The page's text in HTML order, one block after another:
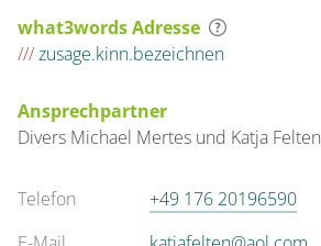
what3words Adresse
///zusage.kinn.bezeichnen
Ansprechpartner
Divers Michael Mertes und Katja Felten
Telefon
+49 176 20196590